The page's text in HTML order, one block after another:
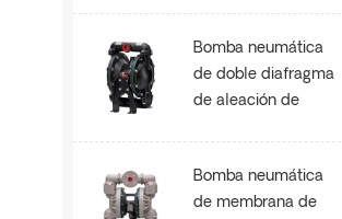
Bomba neumática
de doble diafragma
de aleación de
Bomba neumática
de membrana de